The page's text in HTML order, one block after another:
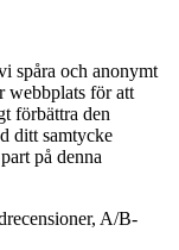
spåra och anonymt
webbplats för att
förbättra den
ditt samtycke
på denna
A/B-